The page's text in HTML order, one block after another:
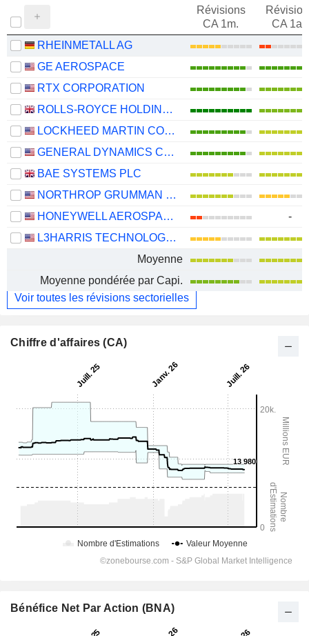
Révisions
CA 1m.
CA 1an
RHEINMETALL AG
GE AEROSPACE
RTX CORPORATION
ROLLS-ROYCE HOLDINGS PLC
LOCKHEED MARTIN CORPORATION
GENERAL DYNAMICS CORPORATION
BAE SYSTEMS PLC
NORTHROP GRUMMAN CORPORATION
HONEYWELL AEROSPACE INC.
-
L3HARRIS TECHNOLOGIES, INC.
Moyenne
Moyenne pondérée par Capi.
Voir toutes les révisions sectorielles
Chiffre d'affaires (CA)
Bénéfice Net Par Action (BNA)